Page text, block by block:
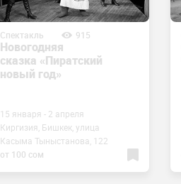
Спектакль 915
Новогодняя
сказка «Пиратский
новый год»
15 января - 2 апреля
Киргизия, Бишкек, улица
Касыма Тыныстанова, 122
от 100 сом